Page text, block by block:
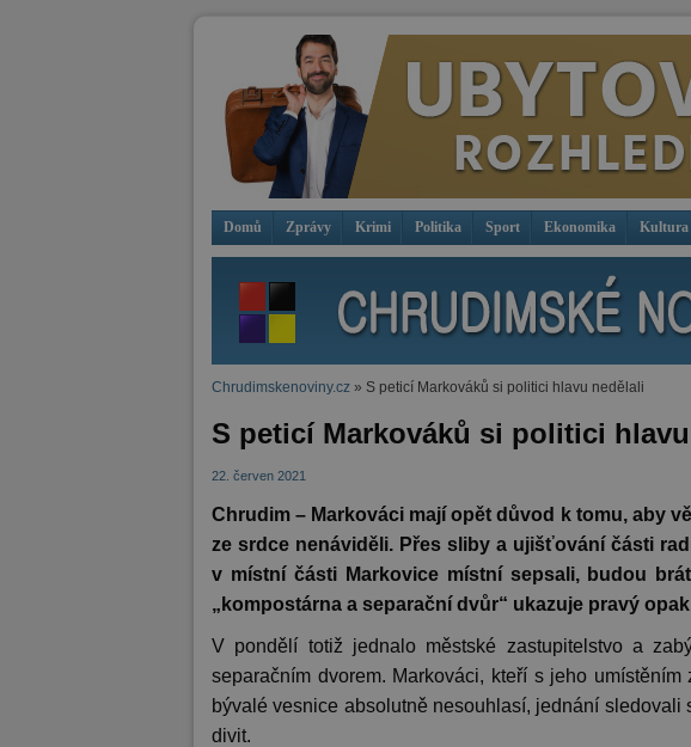
Domů Zprávy Krimi Politika Sport Ekonomika Kultura
Chrudimskenoviny.cz » S peticí Markováků si politici hlavu nedělali
S peticí Markováků si politici
22. červen 2021
Chrudim – Markováci mají opět důvod k tomu, aby
ze srdce nenáviděli. Přes sliby a ujišťování části
v místní části Markovice místní sepsali, budou
„kompostárna a separační dvůr“ ukazuje pravý
V pondělí totiž jednalo městské zastupitelstvo a
separačním dvorem. Markováci, kteří s jeho
bývalé vesnice absolutně nesouhlasí, jednání sledovali
divit.